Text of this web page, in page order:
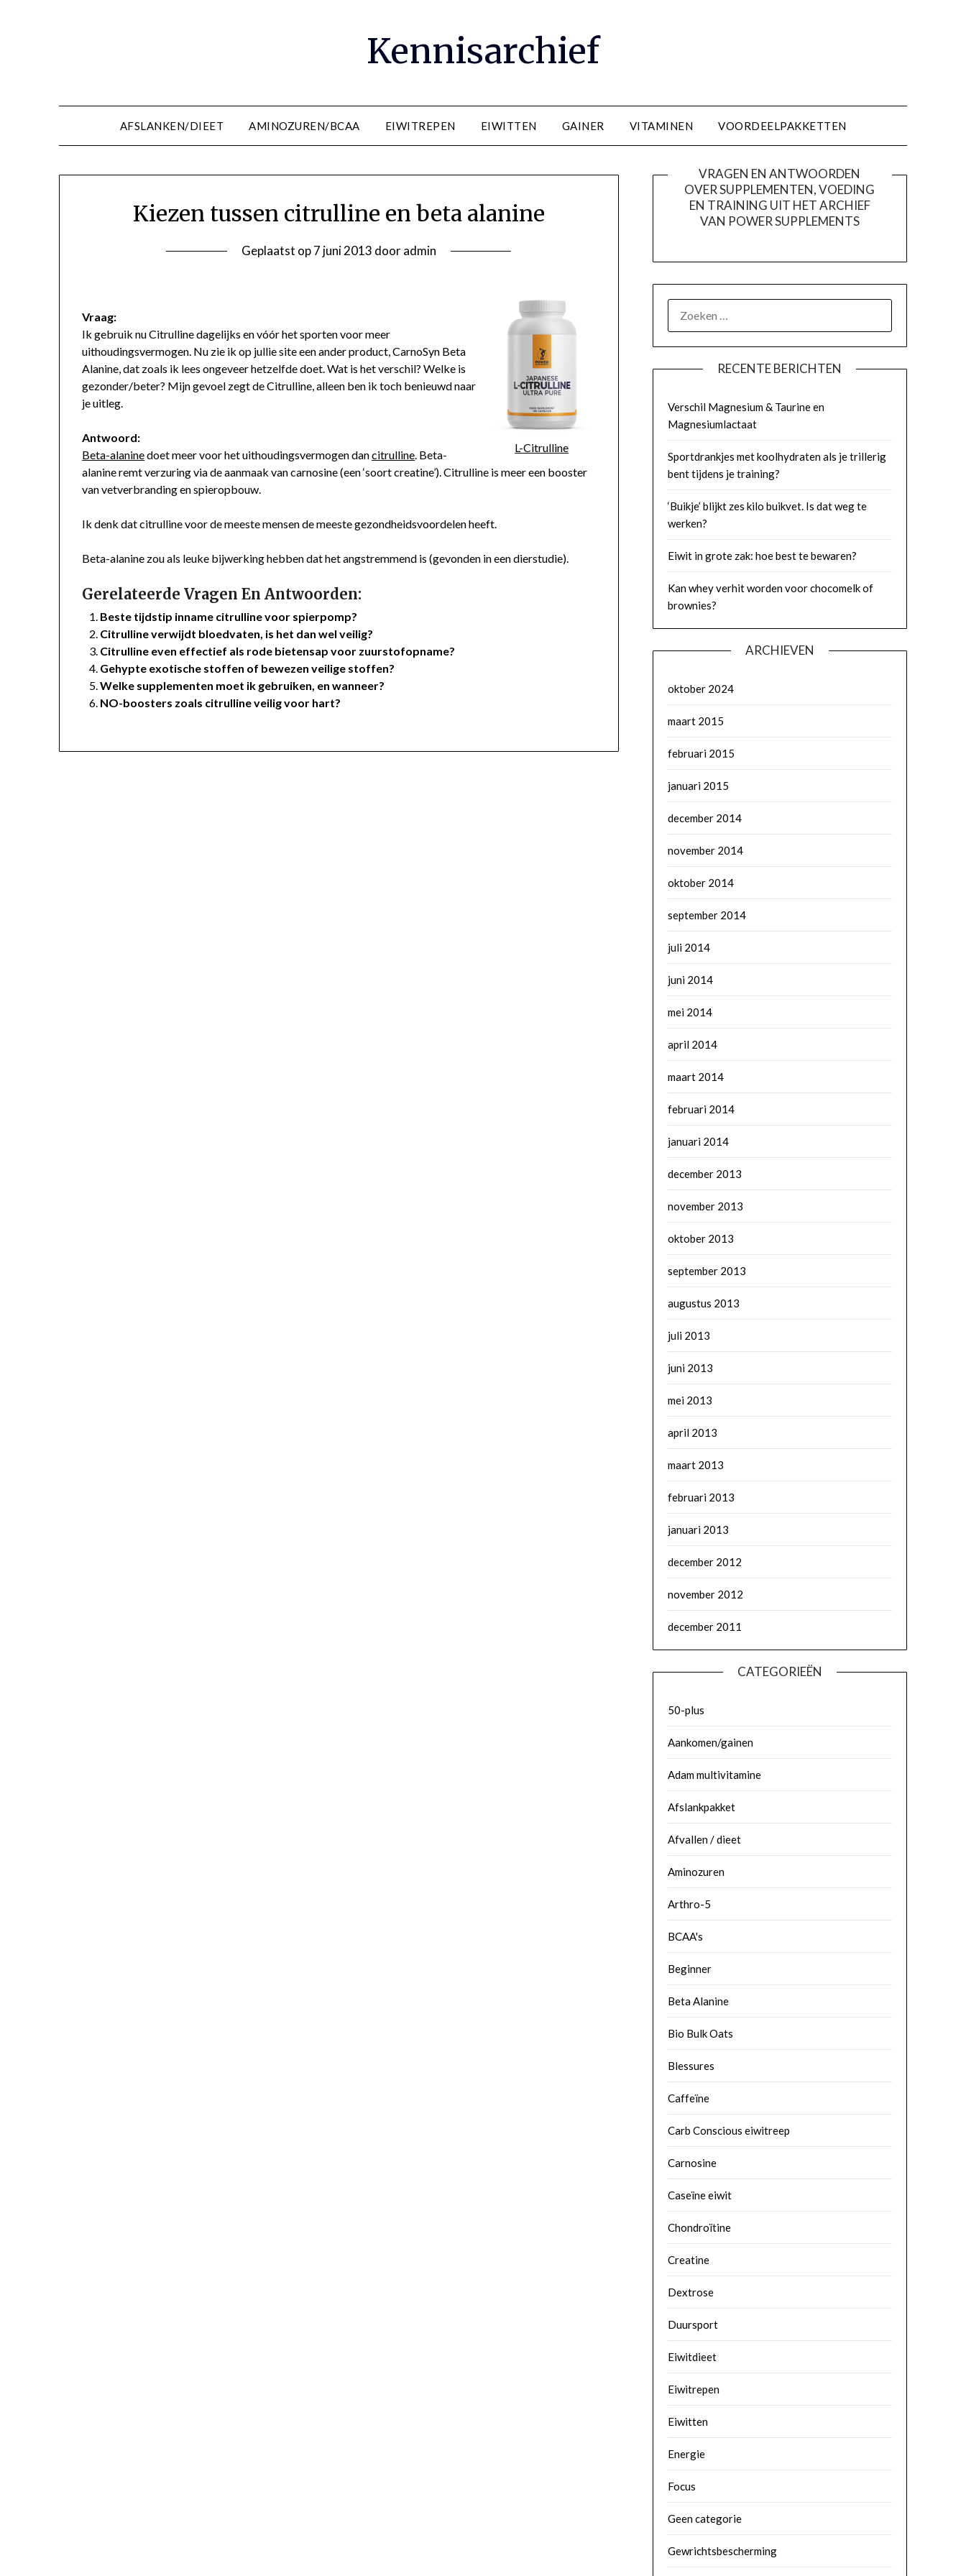
Kennisarchief
AFSLANKEN/DIEET AMINOZUREN/BCAA EIWITREPEN EIWITTEN GAINER VITAMINEN VOORDEELPAKKETTEN
Kiezen tussen citrulline en beta alanine
Geplaatst op7 juni 2013 dooradmin
L-Citrulline
Vraag:
Ik gebruik nu Citrulline dagelijks en vóór het sporten voor meer
uithoudingsvermogen. Nu zie ik op jullie site een ander product, CarnoSyn Beta
Alanine, dat zoals ik lees ongeveer hetzelfde doet. Wat is het verschil? Welke is
gezonder/beter? Mijn gevoel zegt de Citrulline, alleen ben ik toch benieuwd naar
je uitleg.
Antwoord:
Beta-alaninedoet meer voor het uithoudingsvermogen dancitrulline. Beta-
alanine remt verzuring via de aanmaak van carnosine (een ‘soort creatine’). Citrulline is meer een booster
van vetverbranding en spieropbouw.
Ik denk dat citrulline voor de meeste mensen de meeste gezondheidsvoordelen heeft.
Beta-alanine zou als leuke bijwerking hebben dat het angstremmend is (gevonden in een dierstudie).
Gerelateerde Vragen En Antwoorden:
Beste tijdstip inname citrulline voor spierpomp?
Citrulline verwijdt bloedvaten, is het dan wel veilig?
Citrulline even effectief als rode bietensap voor zuurstofopname?
Gehypte exotische stoffen of bewezen veilige stoffen?
Welke supplementen moet ik gebruiken, en wanneer?
NO-boosters zoals citrulline veilig voor hart?
VRAGEN EN ANTWOORDEN
OVER SUPPLEMENTEN, VOEDING
EN TRAINING UIT HET ARCHIEF
VAN POWER SUPPLEMENTS
NAAR:
RECENTE BERICHTEN
Verschil Magnesium & Taurine en
Magnesiumlactaat
Sportdrankjes met koolhydraten als je trillerig
bent tijdens je training?
‘Buikje’ blijkt zes kilo buikvet. Is dat weg te
werken?
Eiwit in grote zak: hoe best te bewaren?
Kan whey verhit worden voor chocomelk of
brownies?
ARCHIEVEN
oktober 2024
maart 2015
februari 2015
januari 2015
december 2014
november 2014
oktober 2014
september 2014
juli 2014
juni 2014
mei 2014
april 2014
maart 2014
februari 2014
januari 2014
december 2013
november 2013
oktober 2013
september 2013
augustus 2013
juli 2013
juni 2013
mei 2013
april 2013
maart 2013
februari 2013
januari 2013
december 2012
november 2012
december 2011
CATEGORIEËN
50-plus
Aankomen/gainen
Adam multivitamine
Afslankpakket
Afvallen / dieet
Aminozuren
Arthro-5
BCAA's
Beginner
Beta Alanine
Bio Bulk Oats
Blessures
Caffeïne
Carb Conscious eiwitreep
Carnosine
Caseïne eiwit
Chondroïtine
Creatine
Dextrose
Duursport
Eiwitdieet
Eiwitrepen
Eiwitten
Energie
Focus
Geen categorie
Gewrichtsbescherming